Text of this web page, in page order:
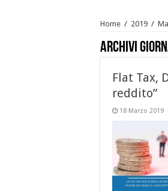
Home / 2019 /
Archivi
Flat Tax,
reddito”
18 Marzo 2019